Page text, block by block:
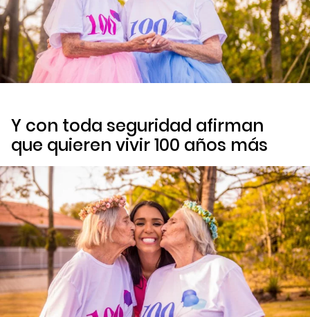
Y con toda seguridad afirman
que quieren vivir 100 años más